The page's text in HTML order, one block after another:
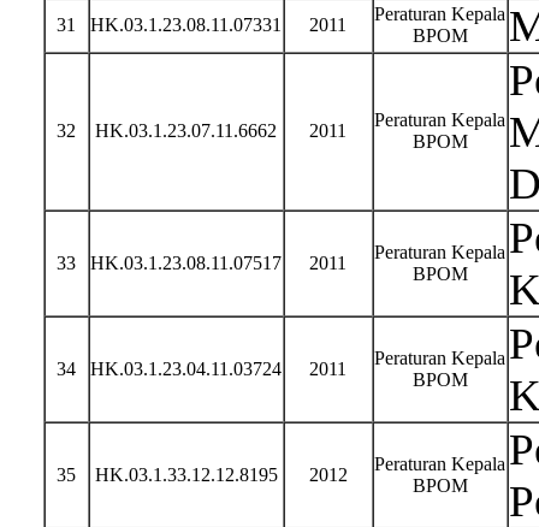
31 HK.03.1.23.08.11.07331 2011
Peraturan Kepala
BPOM
32 HK.03.1.23.07.11.6662 2011
Peraturan Kepala
BPOM
33 HK.03.1.23.08.11.07517 2011
Peraturan Kepala
BPOM
34 HK.03.1.23.04.11.03724 2011
Peraturan Kepala
BPOM
35 HK.03.1.33.12.12.8195 2012
Peraturan Kepala
BPOM